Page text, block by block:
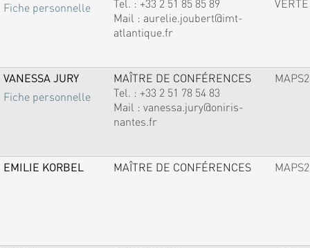
Fiche personnelle
Tel. : +33 2 51 85 85 89
Mail : aurelie.joubert@imt-
atlantique.fr
VERTE
VANESSA JURY
Fiche personnelle
MAÎTRE DE CONFÉRENCES
Tel. : +33 2 51 78 54 83
Mail : vanessa.jury@oniris-
nantes.fr
MAPS2
EMILIE KORBEL MAÎTRE DE CONFÉRENCES MAPS2